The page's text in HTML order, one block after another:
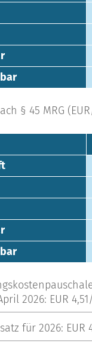
§ 45 MRG
2026: EUR
für 2026: EUR